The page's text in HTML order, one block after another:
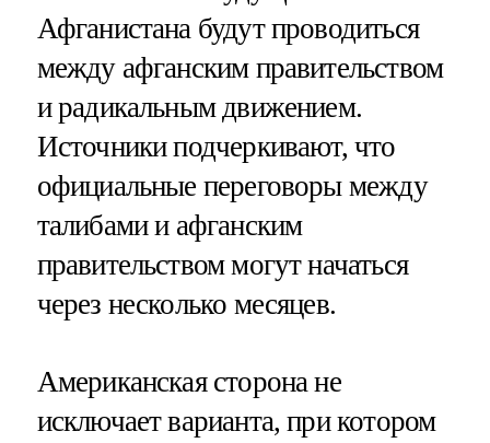
Афганистана будут проводиться
между афганским правительством
и радикальным движением.
Источники подчеркивают, что
официальные переговоры между
талибами и афганским
правительством могут начаться
через несколько месяцев.
Американская сторона не
исключает варианта, при котором